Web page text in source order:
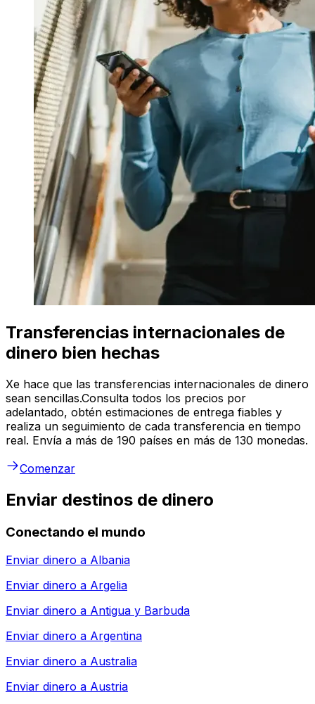
Transferencias internacionales de
dinero bien hechas
Xe hace que las transferencias internacionales de dinero
sean sencillas.Consulta todos los precios por
adelantado, obtén estimaciones de entrega fiables y
realiza un seguimiento de cada transferencia en tiempo
real. Envía a más de 190 países en más de 130 monedas.
Comenzar
Enviar destinos de dinero
Conectando el mundo
Enviar dinero a Albania
Enviar dinero a Argelia
Enviar dinero a Antigua y Barbuda
Enviar dinero a Argentina
Enviar dinero a Australia
Enviar dinero a Austria